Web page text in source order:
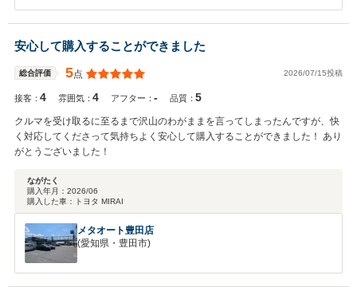
大切にお車に乗っていただきたいと思い、アフターサービスに関しても
誠意をもってご対応させていただいております。お客様にあったお車の
ご提案と、その後のお車のメンテナンスを引き続きさせていただきま
す。今後ともお気軽に弊社にお越しくださいませ。宜しくお願い致しま
す
安心して購入することができました
総合評価 5点 2026/07/15投稿
接客：4 雰囲気：4 アフター：- 品質：5
クルマを受け取るに至るまで沢山のわがままを言ってしまったんですが、快
く対応してくださって気持ちよく安心して購入することができました！ あり
がとうございました！
ながたく
購入年月： 2026/06
購入した車：
トヨタ MIRAI
メタオート豊田店
(愛知県・豊田市)